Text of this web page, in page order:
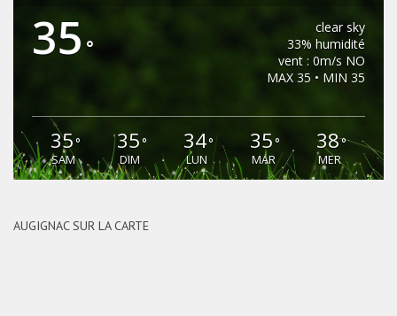
35 °
clear sky
33% humidité
vent : 0m/s NO
MAX 35 • MIN 35
35°
SAM
35°
DIM
34°
LUN
35°
MAR
38°
MER
AUGIGNAC SUR LA CARTE